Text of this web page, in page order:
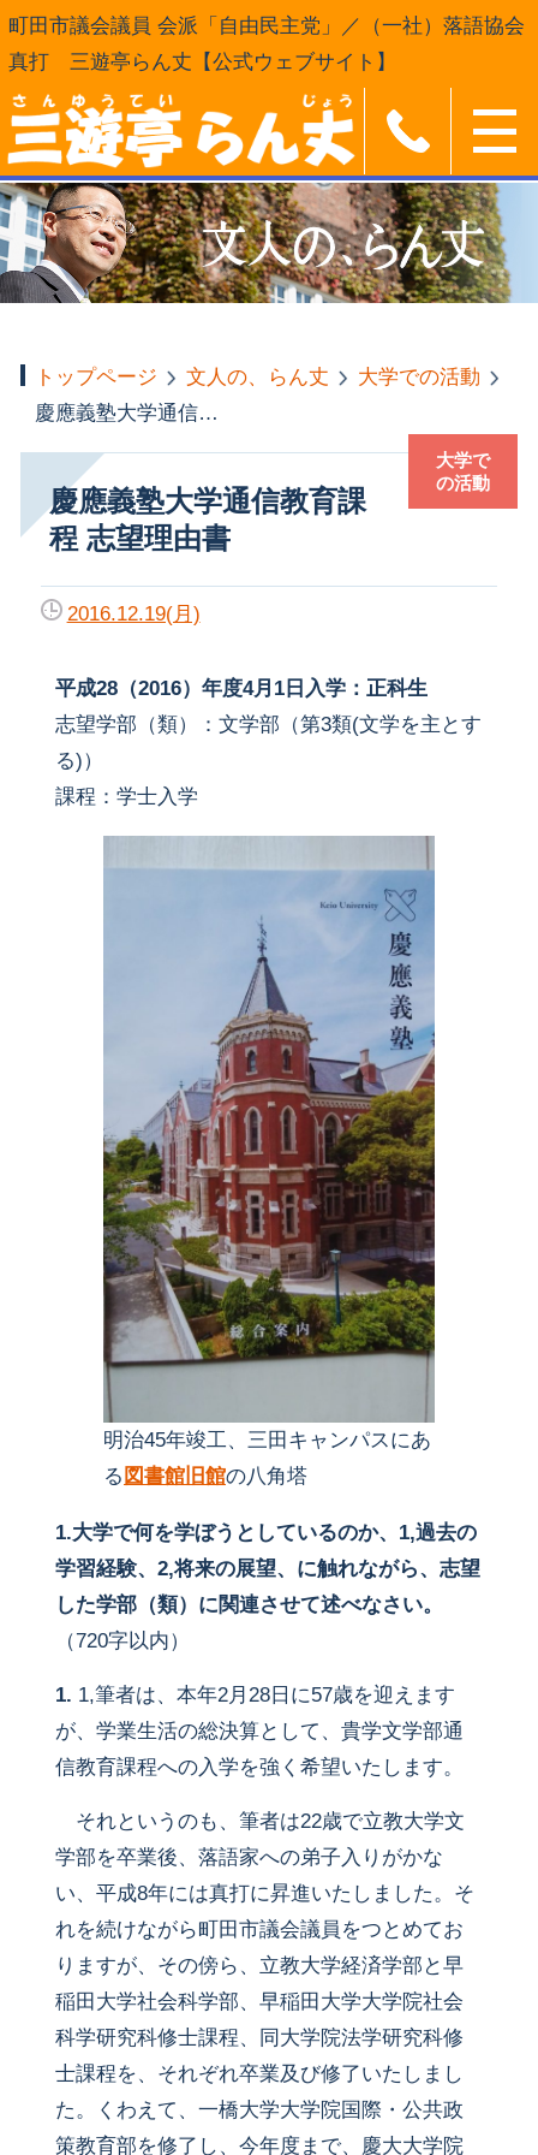
町田市議会議員 会派「自由民主党」／（一社）落語協会
真打 三遊亭らん丈【公式ウェブサイト】
トップページ 文人の、らん丈
大学での活動
慶應義塾大学通信教育課程 志望理由書
慶應義塾大学通信教育課
程 志望理由書
大学で
の活動
2016.12.19(月)
平成28（2016）年度4月1日入学：正科生
志望学部（類）：文学部（第3類(文学を主とす
る)）
課程：学士入学
明治45年竣工、三田キャンパスにあ
る 図書館旧館の八角塔
1.大学で何を学ぼうとしているのか、1,過去の
学習経験、2,将来の展望、に触れながら、志望
した学部（類）に関連させて述べなさい。
（720字以内）
1. 1,筆者は、本年2月28日に57歳を迎えます
が、学業生活の総決算として、貴学文学部通
信教育課程への入学を強く希望いたします。
それというのも、筆者は22歳で立教大学文
学部を卒業後、落語家への弟子入りがかな
い、平成8年には真打に昇進いたしました。そ
れを続けながら町田市議会議員をつとめてお
りますが、その傍ら、立教大学経済学部と早
稲田大学社会科学部、早稲田大学大学院社会
科学研究科修士課程、同大学院法学研究科修
士課程を、それぞれ卒業及び修了いたしまし
た。くわえて、一橋大学大学院国際・公共政
策教育部を修了し、今年度まで、慶大大学院